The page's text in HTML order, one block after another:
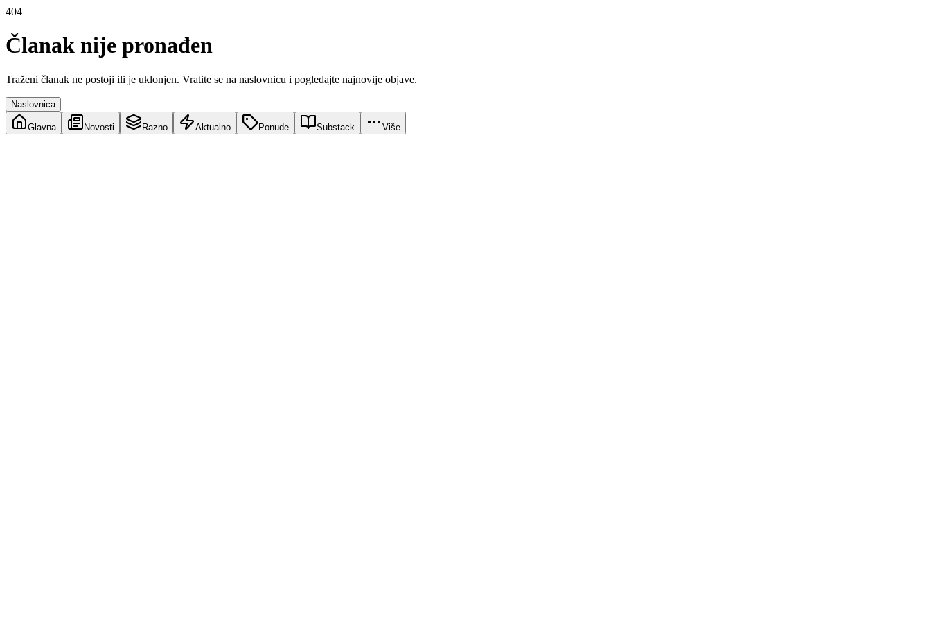
404
Članak nije pronađen
Traženi članak ne postoji ili je uklonjen. Vratite se na naslovnicu i pogledajte najnovije objave.
Naslovnica
Glavna Novosti Razno Aktualno Ponude Substack Više